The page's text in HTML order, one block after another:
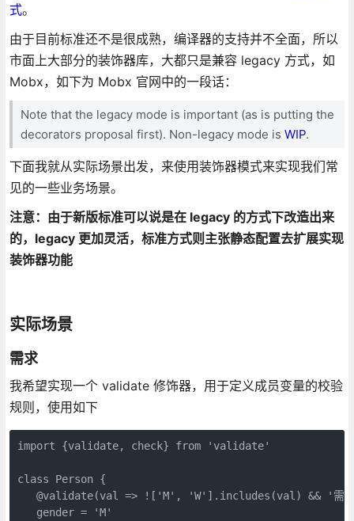
式。
由于目前标准还不是很成熟，编译器的支持并不全面，所以
市面上大部分的装饰器库，大都只是兼容 legacy 方式，如
Mobx，如下为 Mobx 官网中的一段话：
Note that the legacy mode is important (as is putting the
decorators proposal first). Non-legacy mode is WIP.
下面我就从实际场景出发，来使用装饰器模式来实现我们常
见的一些业务场景。
注意：由于新版标准可以说是在 legacy 的方式下改造出来
的，legacy 更加灵活，标准方式则主张静态配置去扩展实现
装饰器功能
实际场景
需求
我希望实现一个 validate 修饰器，用于定义成员变量的校验
规则，使用如下
import {validate, check} from 'validate'
class Person {
@validate(val => !['M', 'W'].includes(val) && '需
   gender = 'M'